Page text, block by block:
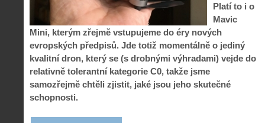
Platí to i o
Mavic
Mini, kterým zřejmě vstupujeme do éry nových
evropských předpisů. Jde totiž momentálně o jediný
kvalitní dron, který se (s drobnými výhradami) vejde do
relativně tolerantní kategorie C0, takže jsme
samozřejmě chtěli zjistit, jaké jsou jeho skutečné
schopnosti.